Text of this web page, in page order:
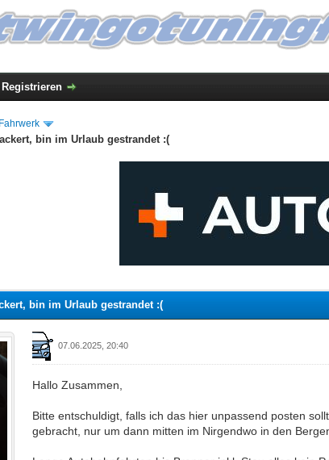
Registrieren
Fahrwerk
bin im Urlaub gestrandet :(
bin im Urlaub gestrandet :(
07.06.2025, 20:40
Hallo Zusammen,
Bitte entschuldigt, falls ich das hier unpassend posten
gebracht, nur um dann mitten im Nirgendwo in den